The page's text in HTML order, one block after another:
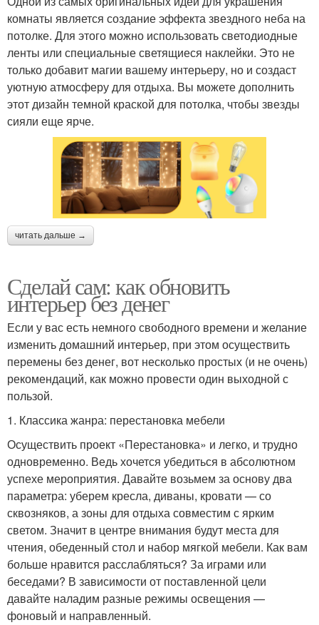
комнаты является создание эффекта звездного неба на
потолке. Для этого можно использовать светодиодные
ленты или специальные светящиеся наклейки. Это не
только добавит магии вашему интерьеру, но и создаст
уютную атмосферу для отдыха. Вы можете дополнить
этот дизайн темной краской для потолка, чтобы звезды
сияли еще ярче.
читать дальше →
Сделай сам: как обновить
интерьер без денег
Если у вас есть немного свободного времени и желание
изменить домашний интерьер, при этом осуществить
перемены без денег, вот несколько простых (и не очень)
рекомендаций, как можно провести один выходной с
пользой.
1. Классика жанра: перестановка мебели
Осуществить проект «Перестановка» и легко, и трудно
одновременно. Ведь хочется убедиться в абсолютном
успехе мероприятия. Давайте возьмем за основу два
параметра: уберем кресла, диваны, кровати — со
сквозняков, а зоны для отдыха совместим с ярким
светом. Значит в центре внимания будут места для
чтения, обеденный стол и набор мягкой мебели. Как вам
больше нравится расслабляться? За играми или
беседами? В зависимости от поставленной цели
давайте наладим разные режимы освещения —
фоновый и направленный.